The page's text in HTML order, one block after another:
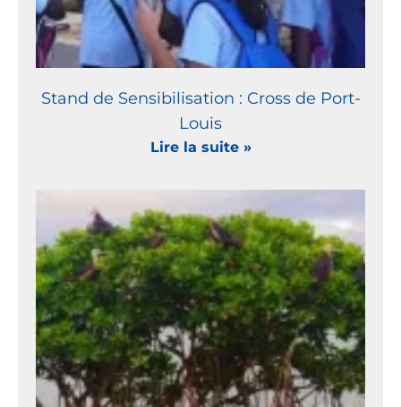
Stand de Sensibilisation : Cross de Port-
Louis
Lire la suite »